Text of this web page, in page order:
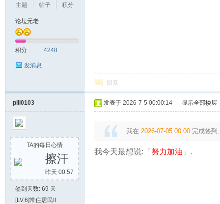
论
主题
帖子
积分
论坛元老
积分 4248
发消息
回复
pili0103
TA的每日心情
擦汗
昨天 00:57
签到天数: 69 天
[LV.6]常住居民II
发表于 2026-7-5 00:00:14 显示全部楼层
我在 2026-07-05 00:00 完成签到
我今天最想说:「 努力加油 」.